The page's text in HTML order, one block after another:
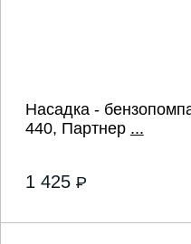
Насадка -
440, Партнер ...
1 425 P